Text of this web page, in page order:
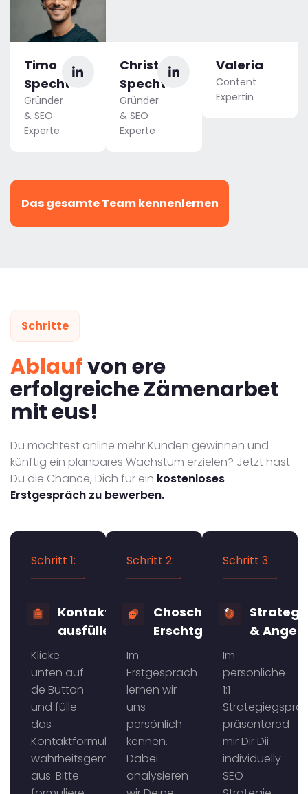
Timo
Specht
Gründer
& SEO
Experte
Christoph
Specht
Gründer
& SEO
Experte
Valeria
Content
Expertin
Das gesamte Team kennenlernen
Schritte
Ablaufvon ere
erfolgreiche Zämenarbet
mit eus!
Du möchtest online mehr Kunden gewinnen und
künftig ein planbares Wachstum erzielen? Jetzt hast
Du die Chance, Dich für ein kostenloses
Erstgespräch zu bewerben.
Schritt 1:
Kontaktformular
ausfüllen
Klicke
unten auf
de Button
und fülle
das
Kontaktformular
wahrheitsgemäss
aus. Bitte
Schritt 2:
Choschtefreis
Erschtgspräch
Im
Erstgespräch
lernen wir
uns
persönlich
kennen.
Dabei
analysieren
Schritt 3:
&
Im
persönliche
1:1-
präsentered
mir Dir Dii
individuelly
SEO-